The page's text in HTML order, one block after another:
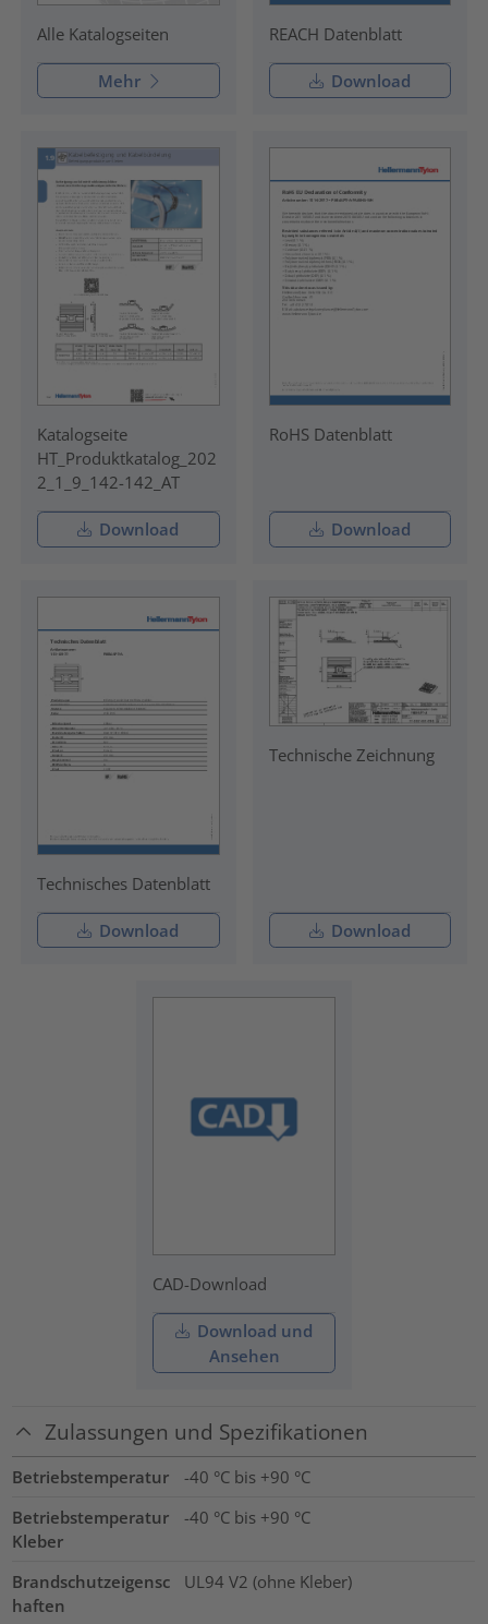
Alle Katalogseiten
Mehr
REACH Datenblatt
Download
Katalogseite
HT_Produktkatalog_202
2_1_9_142-142_AT
Download
RoHS Datenblatt
Download
Technisches Datenblatt
Download
Technische Zeichnung
Download
CAD-Download
Download und
Ansehen
Zulassungen und Spezifikationen
Betriebstemperatur
-40 °C bis +90 °C
Betriebstemperatur
Kleber
-40 °C bis +90 °C
Brandschutzeigensc
haften
UL94 V2 (ohne Kleber)